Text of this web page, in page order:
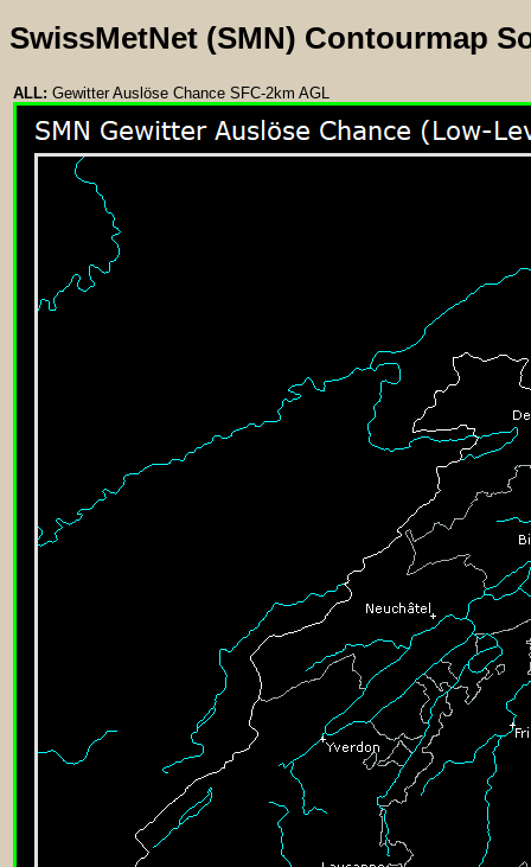
SwissMetNet (SMN) Contourmap
ALL: Gewitter Auslöse Chance SFC-2km AGL